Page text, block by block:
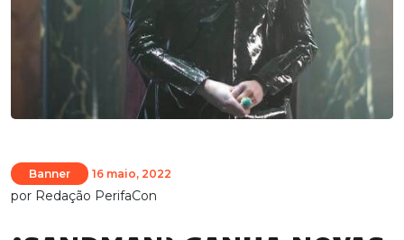
Banner 16 maio, 2022
por Redação PerifaCon